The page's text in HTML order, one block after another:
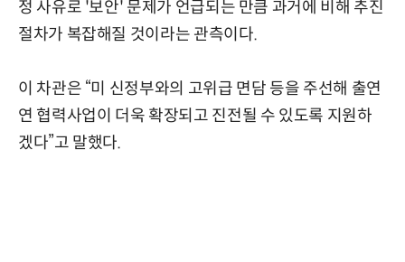
정 사유로 '보안' 문제가 언급되는 만큼 과거에 비해 추진
절차가 복잡해질 것이라는 관측이다.
이 차관은 “미 신정부와의 고위급 면담 등을 주선해 출연
연 협력사업이 더욱 확장되고 진전될 수 있도록 지원하
겠다”고 말했다.